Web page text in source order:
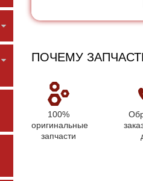
ПОЧЕМУ
100%
оригинальные
запчасти